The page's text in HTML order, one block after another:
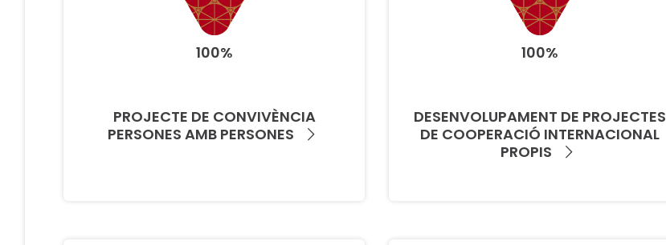
100%
PROJECTE DE CONVIVÈNCIA
PERSONES AMB PERSONES
100%
DESENVOLUPAMENT DE PROJECTES
DE COOPERACIÓ INTERNACIONAL
PROPIS